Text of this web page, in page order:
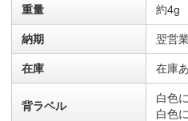
重量 約4g
納期 翌営
在庫 在庫
背ラベル
白色
白色